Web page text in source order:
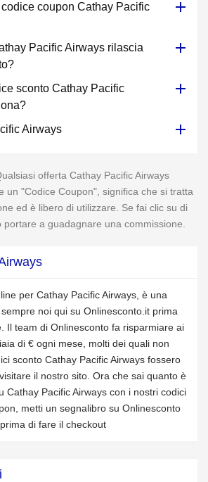
coupon Cathay Pacific
Pacific Airways rilascia
sconto Cathay Pacific
Airways
offerta Cathay Pacific Airways
un "Codice Coupon", significa che si tratta
ed è libero di utilizzare. Se fai clic su di
a guadagnare una commissione.
per Cathay Pacific Airways, è una
noi qui su Onlinesconto.it prima
Il team di Onlinesconto fa risparmiare ai
di € ogni mese, molti dei quali non
sconto Cathay Pacific Airways fossero
il nostro sito. Ora che sai quanto è
Cathay Pacific Airways con i nostri codici
metti un segnalibro su Onlinesconto
di fare il checkout